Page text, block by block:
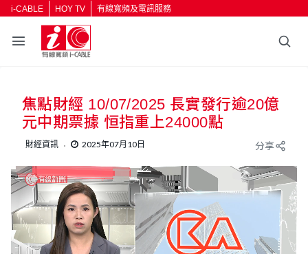
i-CABLE HOY TV 有線寬頻及電訊服務
返回
按輸入鍵開始搜尋
焦點財經 10/07/2025 長實發行逾20億
元中期票據 恒指重上24000點
財經資訊 2025年07月10日 分享